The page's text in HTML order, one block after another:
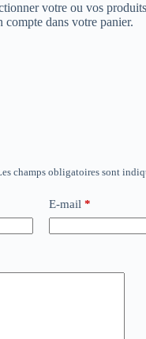
votre ou vos
compte dans votre panier.
champs obligatoires sont
E-mail *